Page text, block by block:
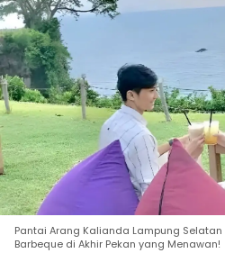
Pantai Arang Kalianda Lampung
Barbeque di Akhir Pekan yang Menawan!